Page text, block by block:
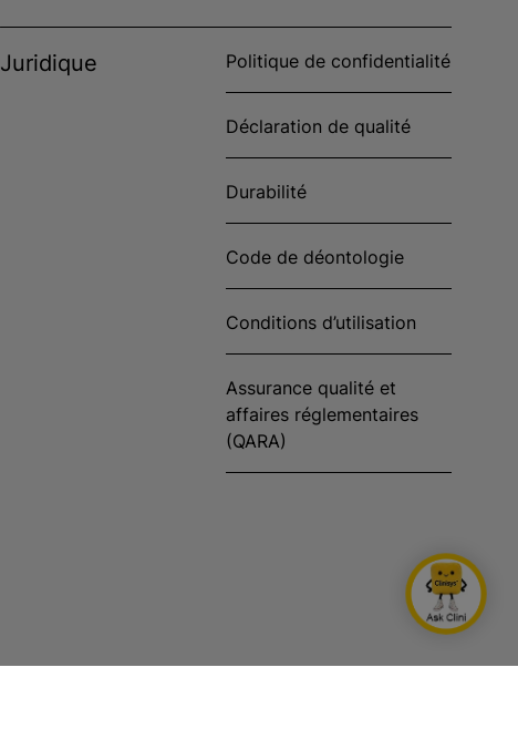
Juridique Politique de confidentialité
Déclaration de qualité
Durabilité
Code de déontologie
Conditions d’utilisation
Assurance qualité et
affaires réglementaires
(QARA)